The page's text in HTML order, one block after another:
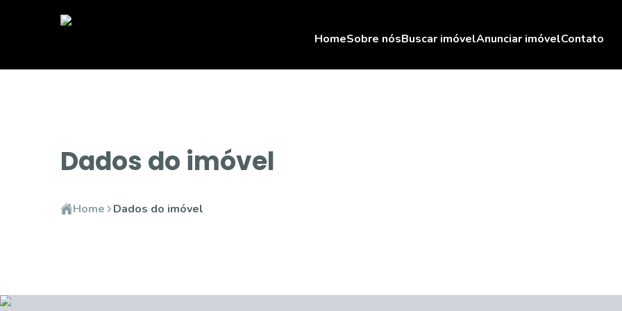
HomeSobre nósBuscar imóvelAnunciar imóvelContato
Dados do imóvel
Home Dados do imóvel